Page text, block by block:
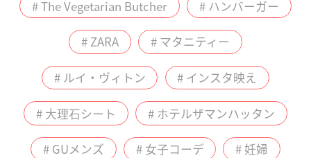
# The Vegetarian Butcher # ハンバーガー
# ZARA # マタニティー
# ルイ・ヴィトン # インスタ映え
# 大理石シート # ホテルザマンハッタン
# GUメンズ # 女子コーデ # 妊婦